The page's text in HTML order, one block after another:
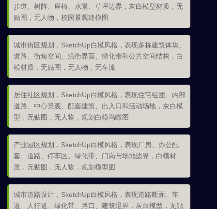
步道、树阵、座椅、水景、草坪边界，灰白模型材质，无
贴图，无人物，校园景观建模图
城市街区规划，SketchUp白模风格，表现多栋建筑体块、
道路、街角空间、沿街界面、绿化带和公共空间结构，白
模材质，无贴图，无人物，无车流
居住社区规划，SketchUp白模风格，表现住宅组团、内部
道路、中心景观、配套建筑、出入口和活动场地，灰白模
型，无贴图，无人物，规划白模鸟瞰图
产业园区规划，SketchUp白模风格，表现厂房、办公配
套、道路、停车区、绿化带、门岗与场地边界，白模材
质，无贴图，无人物，规划模型图
城市道路设计，SketchUp白模风格，表现道路断面、车
道、人行道、绿化带、路口、建筑退界，灰白模型，无贴